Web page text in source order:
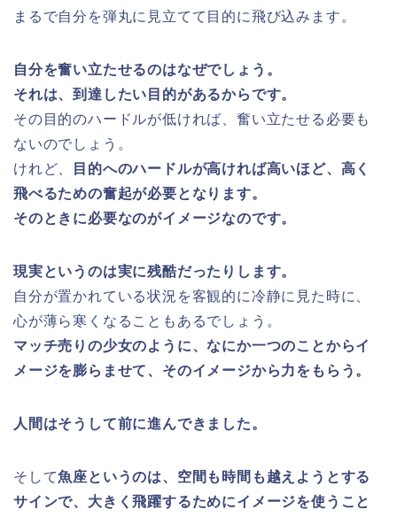
まるで自分を弾丸に見立てて目的に飛び込みます。
自分を奮い立たせるのはなぜでしょう。
それは、到達したい目的があるからです。
その目的のハードルが低ければ、奮い立たせる必要も
ないのでしょう。
けれど、
目的へのハードルが高ければ高いほど、高く
飛べるための奮起が必要となります。
そのときに必要なのがイメージなのです。
現実というのは実に残酷だったりします。
自分が置かれている状況を客観的に冷静に見た時に、
心が薄ら寒くなることもあるでしょう。
マッチ売りの少女のように、なにか一つのことからイ
メージを膨らませて、そのイメージから力をもらう。
人間はそうして前に進んできました。
そして魚座というのは、空間も時間も越えようとする
サインで、大きく飛躍するためにイメージを使うこと